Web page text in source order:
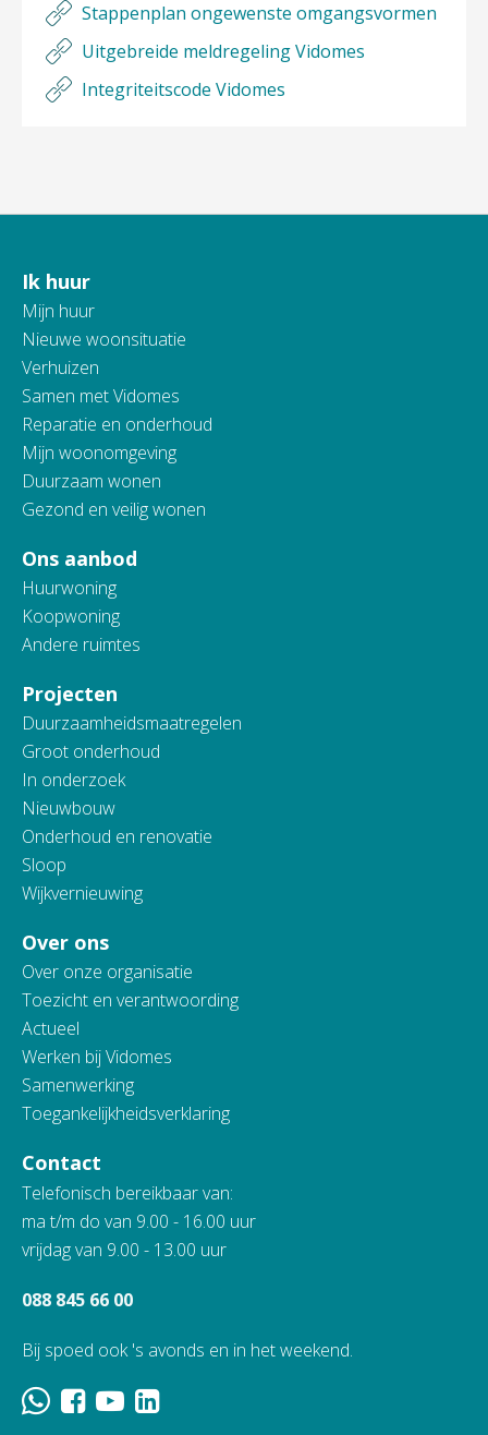
Stappenplan ongewenste omgangsvormen
Uitgebreide meldregeling Vidomes
Integriteitscode Vidomes
Contactinformatie
Ik huur
Mijn huur
Nieuwe woonsituatie
Verhuizen
Samen met Vidomes
Reparatie en onderhoud
Mijn woonomgeving
Duurzaam wonen
Gezond en veilig wonen
Ons aanbod
Huurwoning
Koopwoning
Andere ruimtes
Projecten
Duurzaamheidsmaatregelen
Groot onderhoud
In onderzoek
Nieuwbouw
Onderhoud en renovatie
Sloop
Wijkvernieuwing
Over ons
Over onze organisatie
Toezicht en verantwoording
Actueel
Werken bij Vidomes
Samenwerking
Toegankelijkheidsverklaring
Contact
Telefonisch bereikbaar van:
ma t/m do van 9.00 - 16.00 uur
vrijdag van 9.00 - 13.00 uur
088 845 66 00
Bij spoed ook 's avonds en in het weekend.